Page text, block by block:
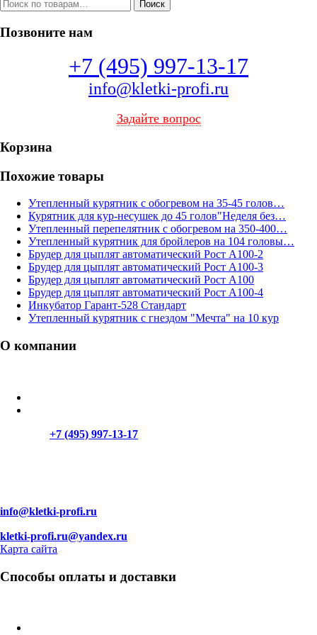
Поиск
Позвоните нам
+7 (495) 997-13-17
info@kletki-profi.ru
Задайте вопрос
Корзина
Похожие товары
Утепленный курятник с обогревом на 35-45 голов…
Курятник для кур-несушек до 45 голов"Неделя без…
Утепленный перепелятник с обогревом на 350-400…
Утепленный курятник для бройлеров на 104 головы…
Брудер для цыплят автоматический Рост А100-2
Брудер для цыплят автоматический Рост А100-3
Брудер для цыплят автоматический Рост А100
Брудер для цыплят автоматический Рост А100-4
Инкубатор Гарант-528 Стандарт
Утепленный курятник с гнездом "Мечта" на 10 кур
О компании
+7 (495) 997-13-17
info@kletki-profi.ru
kletki-profi.ru@yandex.ru
Карта сайта
Способы оплаты и доставки